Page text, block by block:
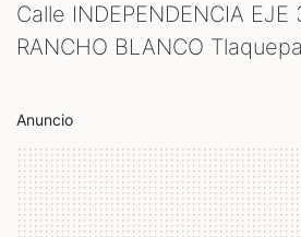
Calle INDEPENDENCIA
RANCHO BLANCO
Anuncio